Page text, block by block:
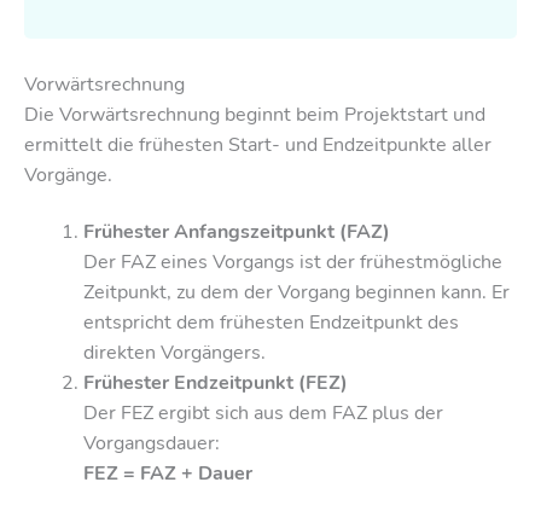
Vorwärtsrechnung
Die Vorwärtsrechnung beginnt beim Projektstart und
ermittelt die frühesten Start- und Endzeitpunkte aller
Vorgänge.
Frühester Anfangszeitpunkt (FAZ)
Der FAZ eines Vorgangs ist der frühestmögliche
Zeitpunkt, zu dem der Vorgang beginnen kann. Er
entspricht dem frühesten Endzeitpunkt des
direkten Vorgängers.
Frühester Endzeitpunkt (FEZ)
Der FEZ ergibt sich aus dem FAZ plus der
Vorgangsdauer:
FEZ = FAZ + Dauer